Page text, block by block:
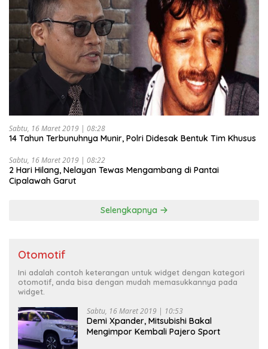
Sabtu, 16 Maret 2019 | 08:28
14 Tahun Terbunuhnya Munir, Polri Didesak Bentuk Tim Khusus
Sabtu, 16 Maret 2019 | 08:22
2 Hari Hilang, Nelayan Tewas Mengambang di Pantai
Cipalawah Garut
Selengkapnya
Otomotif
Ini adalah contoh keterangan untuk widget dengan kategori
otomotif, anda bisa dengan mudah memasukkannya pada
widget.
Sabtu, 16 Maret 2019 | 10:53
Demi Xpander, Mitsubishi Bakal
Mengimpor Kembali Pajero Sport